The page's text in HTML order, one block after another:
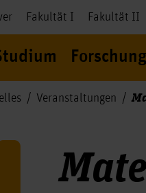
Fakultät I Fakultät II
Forschung
Veranstaltungen